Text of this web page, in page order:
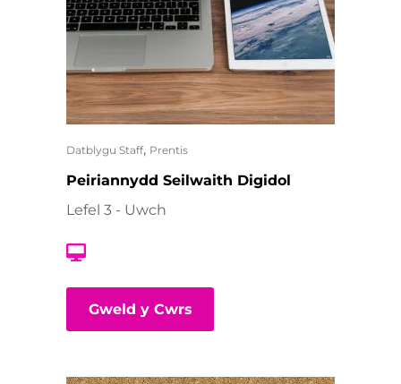
Datblygu Staff, Prentis
Peiriannydd Seilwaith Digidol
Lefel 3 - Uwch
Gweld y Cwrs